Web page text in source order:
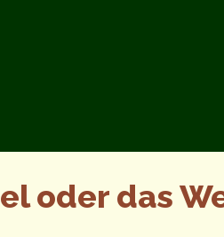
oder das